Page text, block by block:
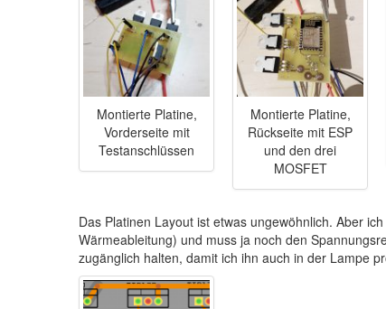
Montierte Platine,
Vorderseite mit
Testanschlüssen
Montierte Platine,
Rückseite mit ESP
und den drei
MOSFET
Das Platinen Layout ist etwas ungewöhnlich. Aber
Wärmeableitung) und muss ja noch den
zugänglich halten, damit ich ihn auch in der Lampe